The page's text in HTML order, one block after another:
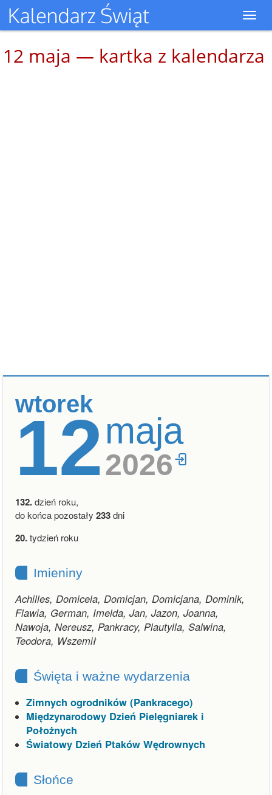
12 maja — kartka z kalendarza
wtorek
12maja
2026
132.dzień roku,
do końca pozostały 233dni
20.tydzień roku
Imieniny
Achilles, Domicela, Domicjan, Domicjana, Dominik,
Flawia, German, Imelda, Jan, Jazon, Joanna,
Nawoja, Nereusz, Pankracy, Plautylla, Salwina,
Teodora, Wszemił
Święta i ważne wydarzenia
Zimnych ogrodników (Pankracego)
Międzynarodowy Dzień Pielęgniarek i
Położnych
Światowy Dzień Ptaków Wędrownych
Słońce